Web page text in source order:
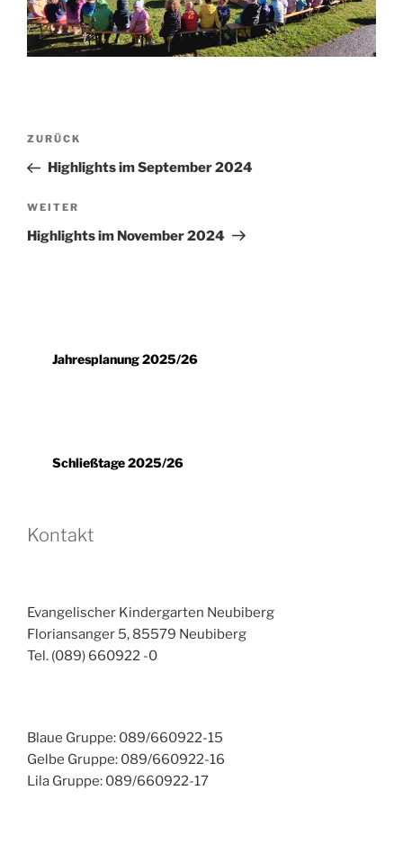
Beitragsnavigation
Vorheriger
Beitrag
ZURÜCK
Highlights im September 2024
Nächster
Beitrag
WEITER
Highlights im November 2024
Jahresplanung 2025/26
Schließtage 2025/26
Kontakt
Evangelischer Kindergarten Neubiberg
Floriansanger 5, 85579 Neubiberg
Tel. (089) 660922 -0
Blaue Gruppe: 089/660922-15
Gelbe Gruppe: 089/660922-16
Lila Gruppe: 089/660922-17